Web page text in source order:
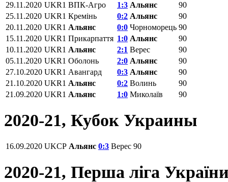
29.11.2020 UKR1 ВПК-Агро 1:3 Альянс
90
25.11.2020 UKR1 Кремінь 0:2 Альянс
90
20.11.2020 UKR1 Альянс 0:0 Чорноморець 90
15.11.2020 UKR1 Прикарпаття 1:0 Альянс
90
10.11.2020 UKR1 Альянс 2:1 Верес
90
05.11.2020 UKR1 Оболонь 2:0 Альянс
90
27.10.2020 UKR1 Авангард 0:3 Альянс
90
21.10.2020 UKR1 Альянс 0:2 Волинь
90
21.09.2020 UKR1 Альянс 1:0 Миколаїв 90
2020-21, Кубок Украины
16.09.2020 UKCP Альянс 0:3 Верес 90
2020-21, Перша ліга